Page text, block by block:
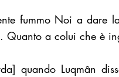
fummo Noi a dare
Quanto a colui che è
quando Luqmân